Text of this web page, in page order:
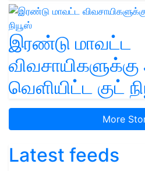
இரண்டு மாவட்ட
விவசாயிகளுக்கு
வெளியிட்ட குட்
More
Latest feeds